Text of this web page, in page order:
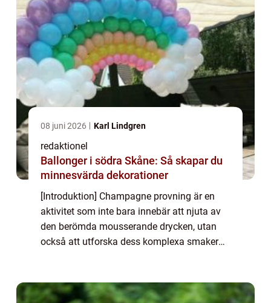
08 juni 2026 Karl Lindgren
redaktionel
Ballonger i södra Skåne: Så skapar du
minnesvärda dekorationer
[Introduktion] Champagne provning är en
aktivitet som inte bara innebär att njuta av
den berömda mousserande drycken, utan
också att utforska dess komplexa smaker
värl...